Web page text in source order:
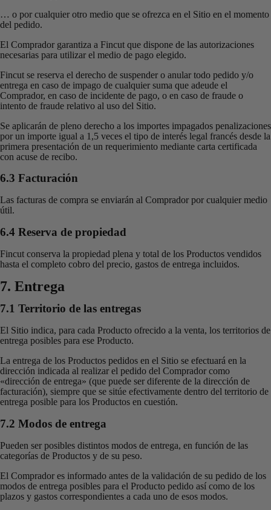
… o por cualquier otro medio que se ofrezca en el Sitio en el momento
del pedido.
El Comprador garantiza a Fincut que dispone de las autorizaciones
necesarias para utilizar el medio de pago elegido.
Fincut se reserva el derecho de suspender o anular todo pedido y/o
entrega en caso de impago de cualquier suma que adeude el
Comprador, en caso de incidente de pago, o en caso de fraude o
intento de fraude relativo al uso del Sitio.
Se aplicarán de pleno derecho a los importes impagados penalizaciones
por un importe igual a 1,5 veces el tipo de interés legal francés desde la
primera presentación de un requerimiento mediante carta certificada
con acuse de recibo.
6.3 Facturación
Las facturas de compra se enviarán al Comprador por cualquier medio
útil.
6.4 Reserva de propiedad
Fincut conserva la propiedad plena y total de los Productos vendidos
hasta el completo cobro del precio, gastos de entrega incluidos.
7. Entrega
7.1 Territorio de las entregas
El Sitio indica, para cada Producto ofrecido a la venta, los territorios de
entrega posibles para ese Producto.
La entrega de los Productos pedidos en el Sitio se efectuará en la
dirección indicada al realizar el pedido del Comprador como
«dirección de entrega» (que puede ser diferente de la dirección de
facturación), siempre que se sitúe efectivamente dentro del territorio de
entrega posible para los Productos en cuestión.
7.2 Modos de entrega
Pueden ser posibles distintos modos de entrega, en función de las
categorías de Productos y de su peso.
El Comprador es informado antes de la validación de su pedido de los
modos de entrega posibles para el Producto pedido así como de los
plazos y gastos correspondientes a cada uno de esos modos.